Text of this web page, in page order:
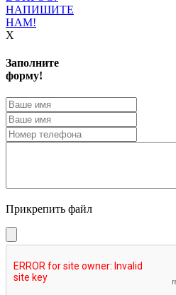
НАПИШИТЕ
НАМ!
X
Заполните
форму!
Прикрепить файл